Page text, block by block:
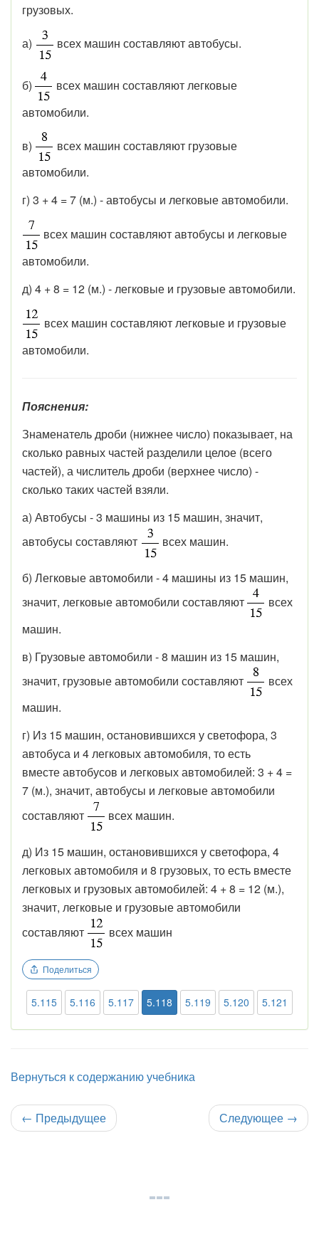
грузовых.
а) всех машин составляют автобусы.
б)
всех машин составляют легковые
автомобили.
в)
всех машин составляют грузовые
автомобили.
г) 3 + 4 = 7 (м.) - автобусы и легковые автомобили.
всех машин составляют автобусы и легковые
автомобили.
д) 4 + 8 = 12 (м.) - легковые и грузовые автомобили.
всех машин составляют легковые и грузовые
автомобили.
Пояснения:
Знаменатель дроби (нижнее число) показывает, на
сколько равных частей разделили целое (всего
частей), а числитель дроби (верхнее число) -
сколько таких частей взяли.
а) Автобусы - 3 машины из 15 машин, значит,
автобусы составляют
всех машин.
б) Легковые автомобили - 4 машины из 15 машин,
значит, легковые автомобили составляют
всех
машин.
в) Грузовые автомобили - 8 машин из 15 машин,
значит, грузовые автомобили составляют
всех
машин.
г) Из 15 машин, остановившихся у светофора, 3
автобуса и 4 легковых автомобиля, то есть
вместе автобусов и легковых автомобилей: 3 + 4 =
7 (м.), значит, автобусы и легковые автомобили
составляют
всех машин.
д) Из 15 машин, остановившихся у светофора, 4
легковых автомобиля и 8 грузовых, то есть вместе
легковых и грузовых автомобилей: 4 + 8 = 12 (м.),
значит, легковые и грузовые автомобили
составляют
всех машин
Поделиться
5.115 5.116 5.117 5.118 5.119 5.120 5.121
Вернуться к содержанию учебника
← Предыдущее Следующее →